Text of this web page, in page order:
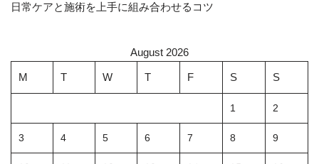
日常ケアと施術を上手に組み合わせるコツ
August 2026
M T W T F S S
1 2
3 4 5 6 7 8 9